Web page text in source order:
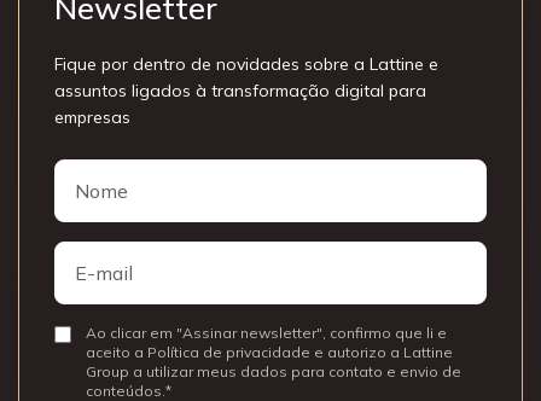
Fique por dentro de novidades sobre a Lattine e
assuntos ligados à transformação digital para
empresas
Nome
E-
mail
ConsentirAo clicar em "Assinar newsletter", confirmo que li e
aceito a Política de privacidade e autorizo a Lattine
Group a utilizar meus dados para contato e envio de
conteúdos.